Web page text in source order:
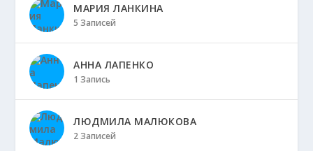
МАРИЯ ЛАНКИНА
5 Записей
АННА ЛАПЕНКО
1 Запись
ЛЮДМИЛА МАЛЮКОВА
2 Записей